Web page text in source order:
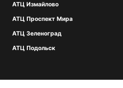
АТЦ Измайлово
АТЦ Проспект Мира
АТЦ Зеленоград
АТЦ Подольск